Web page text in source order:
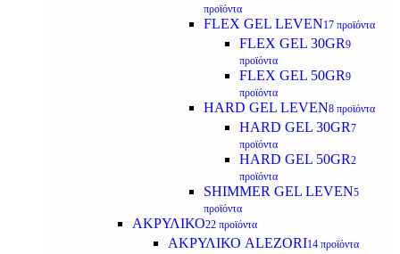
προϊόντα
FLEX GEL LEVEN17 προϊόντα
FLEX GEL 30GR9
προϊόντα
FLEX GEL 50GR9
προϊόντα
HARD GEL LEVEN8 προϊόντα
HARD GEL 30GR7
προϊόντα
HARD GEL 50GR2
προϊόντα
SHIMMER GEL LEVEN5
προϊόντα
ΑΚΡΥΛΙΚΟ22 προϊόντα
ΑΚΡΥΛΙΚΟ ALEZORI14 προϊόντα